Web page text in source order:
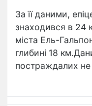
За її даними,
знаходився в 24
міста Ель-
глибині 18
постраждалих